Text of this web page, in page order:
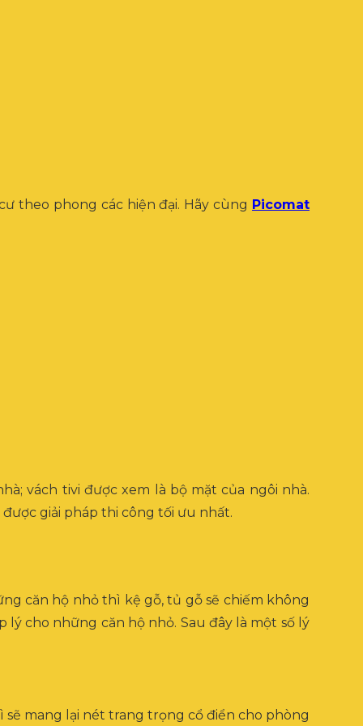
theo phong các hiện đại. Hãy cùng Picomat
vách tivi được xem là bộ mặt của ngôi nhà.
giải pháp thi công tối ưu nhất.
căn hộ nhỏ thì kệ gỗ, tủ gỗ sẽ chiếm không
cho những căn hộ nhỏ. Sau đây là một số lý
mang lại nét trang trọng cổ điển cho phòng